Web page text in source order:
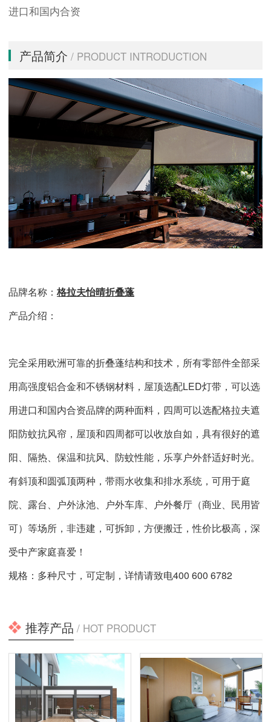
进口和国内合资
产品简介/ PRODUCT INTRODUCTION
品牌名称： 格拉夫怡晴折叠蓬
产品介绍：
完全采用欧洲可靠的折叠蓬结构和技术，所有零部件全部采
用高强度铝合金和不锈钢材料，屋顶选配LED灯带，可以选
用进口和国内合资品牌的两种面料，四周可以选配格拉夫遮
阳防蚊抗风帘，屋顶和四周都可以收放自如，具有很好的遮
阳、隔热、保温和抗风、防蚊性能，乐享户外舒适好时光。
有斜顶和圆弧顶两种，带雨水收集和排水系统，可用于庭
院、露台、户外泳池、户外车库、户外餐厅（商业、民用皆
可）等场所，非违建，可拆卸，方便搬迁，性价比极高，深
受中产家庭喜爱！
规格：多种尺寸，可定制，详情请致电400 600 6782
推荐产品 / HOT PRODUCT